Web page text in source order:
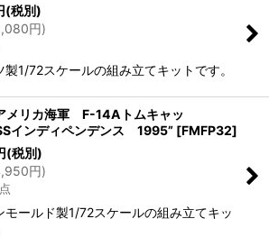
(税別)
円)
製1/72スケールの組み立てキットです。
リカ海軍 F-14Aトムキャッ
インディペンデンス 1995” [FMFP32]
(税別)
円)
モールド製1/72スケールの組み立てキッ